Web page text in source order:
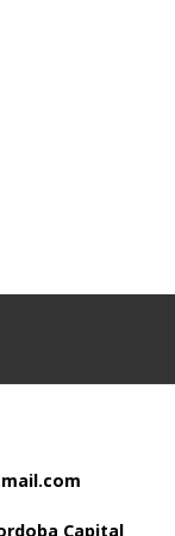
Capital